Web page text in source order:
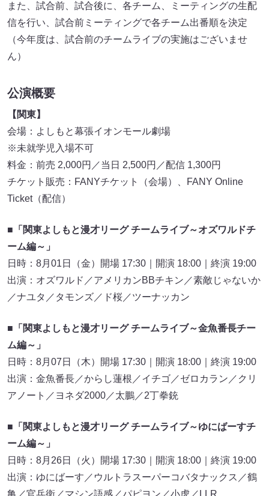
また、試合前、試合後に、各チーム、ミーティングの生配
信を行い、試合前ミーティングで各チーム出番順を決定
（今年度は、試合前のチームライブの実施はございませ
ん）
公演概要
【関東】
会場：よしもと幕張イオンモール劇場
※未就学児入場不可
料金：前売 2,000円／当日 2,500円／配信 1,300円
チケット販売：FANYチケット（会場）、FANY Online
Ticket（配信）
■「関東よしもと漫才リーグ チームライブ～オズワルドチ
ーム編～」
日時：8月01日（金）開場 17:30｜開演 18:00｜終演 19:00
出演：オズワルド／アメリカンBBチキン／素敵じゃないか
／ナユタ／タモンズ／ド桜／ツーナッカン
■「関東よしもと漫才リーグ チームライブ～金魚番長チー
ム編～」
日時：8月07日（木）開場 17:30｜開演 18:00｜終演 19:00
出演：金魚番長／からし蓮根／イチゴ／ゼロカラン／クリ
アノート／ヨネダ2000／太鵬／2丁拳銃
■「関東よしもと漫才リーグ チームライブ～ゆにばーすチ
ーム編～」
日時：8月26日（火）開場 17:30｜開演 18:00｜終演 19:00
出演：ゆにばーす／ウルトラスーパーコバタナックス／鶴
亀／官兵衛／マシン語感／パピヨン／小虎／LLR